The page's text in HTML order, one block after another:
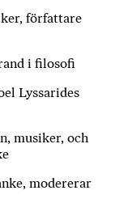
författare
i filosofi
Lyssarides
musiker, och
modererar